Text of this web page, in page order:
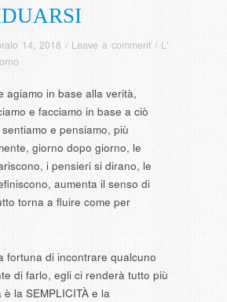
14, 2018 / Leave a comment / L'
agiamo in base alla verità,
e facciamo in base a ciò
e pensiamo, più
giorno dopo giorno, le
i pensieri si dirano, le
aumenta il senso di
torna a fluire come per
fortuna di incontrare qualcuno
di farlo, egli ci renderà tutto più
la SEMPLICITÀ e la